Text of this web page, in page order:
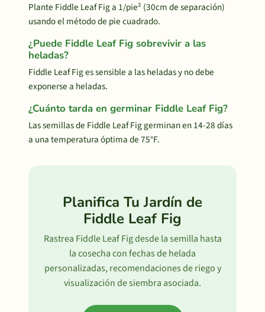
Plante Fiddle Leaf Fig a 1/pie² (30cm de separación)
usando el método de pie cuadrado.
¿Puede Fiddle Leaf Fig sobrevivir a las
heladas?
Fiddle Leaf Fig es sensible a las heladas y no debe
exponerse a heladas.
¿Cuánto tarda en germinar Fiddle Leaf Fig?
Las semillas de Fiddle Leaf Fig germinan en 14-28 días
a una temperatura óptima de 75°F.
Planifica Tu Jardín de
Fiddle Leaf Fig
Rastrea Fiddle Leaf Fig desde la semilla hasta
la cosecha con fechas de helada
personalizadas, recomendaciones de riego y
visualización de siembra asociada.